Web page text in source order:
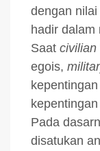
dengan
hadir dalam
Saat civilian
egois,
Pada
disatukan